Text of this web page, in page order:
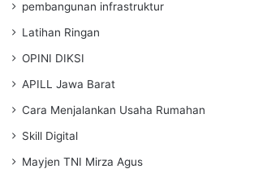
pembangunan infrastruktur
Latihan Ringan
OPINI DIKSI
APILL Jawa Barat
Cara Menjalankan Usaha Rumahan
Skill Digital
Mayjen TNI Mirza Agus